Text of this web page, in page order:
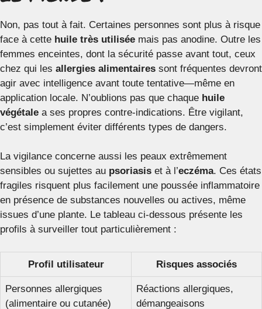
Non, pas tout à fait. Certaines personnes sont plus à risque
face à cette huile très utilisée mais pas anodine. Outre les
femmes enceintes, dont la sécurité passe avant tout, ceux
chez qui les allergies alimentaires sont fréquentes devront
agir avec intelligence avant toute tentative—même en
application locale. N’oublions pas que chaque huile
végétale a ses propres contre-indications. Être vigilant,
c’est simplement éviter différents types de dangers.
La vigilance concerne aussi les peaux extrêmement
sensibles ou sujettes au psoriasis et à l’eczéma. Ces états
fragiles risquent plus facilement une poussée inflammatoire
en présence de substances nouvelles ou actives, même
issues d’une plante. Le tableau ci-dessous présente les
profils à surveiller tout particulièrement :
Profil utilisateur Risques associés
Personnes allergiques
(alimentaire ou cutanée)
Réactions allergiques,
démangeaisons